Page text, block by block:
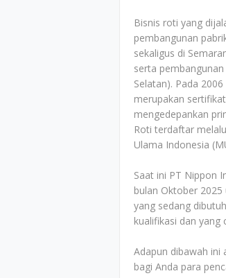
Bisnis roti yang
pembangunan
sekaligus di
serta
Selatan). Pada
merupakan
mengedepankan
Roti terdaftar
Ulama Indonesia
Saat ini PT Nippon
bulan Oktober
yang sedang
kualifikasi dan yang
Adapun dibawah ini
bagi Anda para